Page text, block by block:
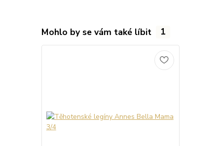
Mohlo by se vám také líbit 1